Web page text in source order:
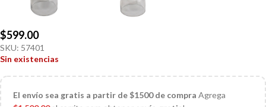
$599.00
SKU: 57401
Sin existencias
El envío sea gratis a partir de $1500 de compra Agrega